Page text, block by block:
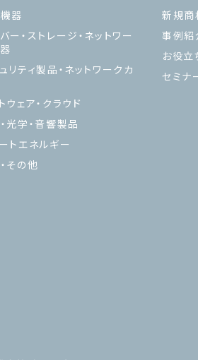
器
ー・ストレージ・ネットワー
リティ製品・ネットワークカ
ウェア・クラウド
光学・音響製品
トエネルギー
その他
新規商
事例紹
お役立
セミナ